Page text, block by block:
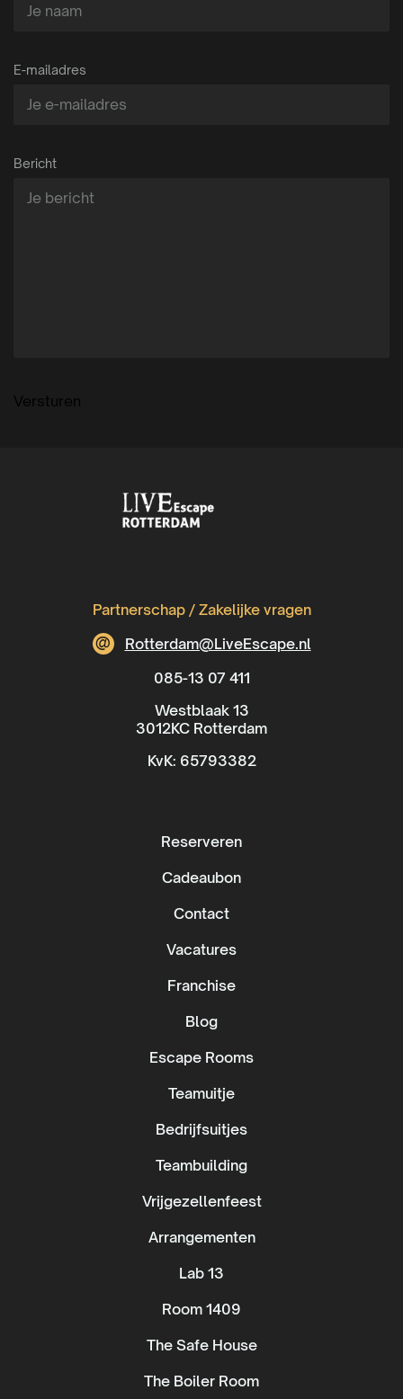
E-mailadres
Bericht
Versturen
Partnerschap / Zakelijke vragen
@
Rotterdam@LiveEscape.nl
085-13 07 411
Westblaak 13
3012KC Rotterdam
KvK: 65793382
Reserveren
Cadeaubon
Contact
Vacatures
Franchise
Blog
Escape Rooms
Teamuitje
Bedrijfsuitjes
Teambuilding
Vrijgezellenfeest
Arrangementen
Lab 13
Room 1409
The Safe House
The Boiler Room